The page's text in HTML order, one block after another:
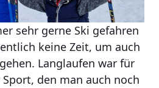
sehr gerne Ski gefahren
keine Zeit, um auch
Langlaufen war für
den man auch noch